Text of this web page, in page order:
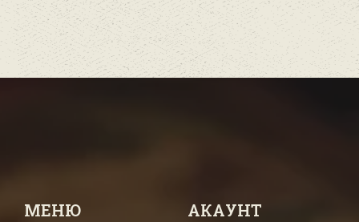
МЕНЮ АКАУНТ